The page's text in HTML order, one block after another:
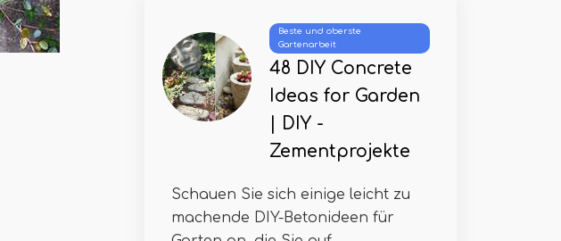
Beste und oberste
Gartenarbeit
48 DIY Concrete
Ideas for Garden
| DIY -
Zementprojekte
Schauen Sie sich einige leicht zu
machende DIY-Betonideen für